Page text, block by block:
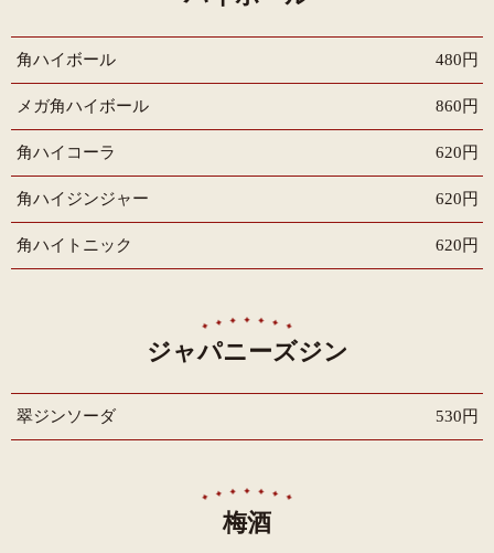
角ハイボール 480円
メガ角ハイボール 860円
角ハイコーラ 620円
角ハイジンジャー 620円
角ハイトニック 620円
ジャパニーズジン
翠ジンソーダ 530円
梅酒